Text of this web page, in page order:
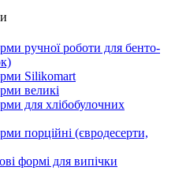
ручної роботи для бенто-
Silikomart
великі
для хлібобулочних
порційні (євродесерти,
формі для випічки